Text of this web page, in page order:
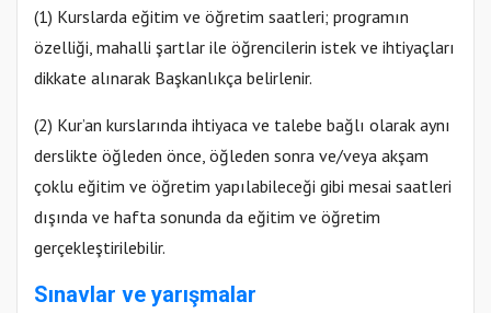
(1) Kurslarda eğitim ve öğretim saatleri; programın
özelliği, mahalli şartlar ile öğrencilerin istek ve ihtiyaçları
dikkate alınarak Başkanlıkça belirlenir.
(2) Kur’an kurslarında ihtiyaca ve talebe bağlı olarak aynı
derslikte öğleden önce, öğleden sonra ve/veya akşam
çoklu eğitim ve öğretim yapılabileceği gibi mesai saatleri
dışında ve hafta sonunda da eğitim ve öğretim
gerçekleştirilebilir.
Sınavlar ve yarışmalar